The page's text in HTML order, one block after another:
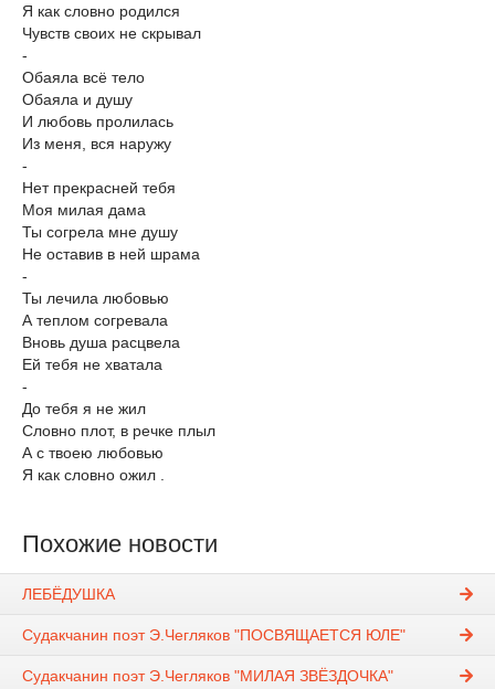
Я как словно родился
Чувств своих не скрывал
-
Обаяла всё тело
Обаяла и душу
И любовь пролилась
Из меня, вся наружу
-
Нет прекрасней тебя
Моя милая дама
Ты согрела мне душу
Не оставив в ней шрама
-
Ты лечила любовью
А теплом согревала
Вновь душа расцвела
Ей тебя не хватала
-
До тебя я не жил
Словно плот, в речке плыл
А с твоею любовью
Я как словно ожил .
Похожие новости
ЛЕБЁДУШКА
Судакчанин поэт Э.Чегляков "ПОСВЯЩАЕТСЯ ЮЛЕ"
Судакчанин поэт Э.Чегляков "МИЛАЯ ЗВЁЗДОЧКА"